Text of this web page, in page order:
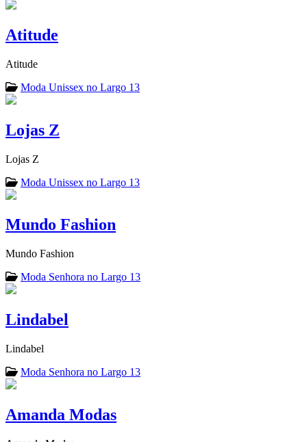
Atitude
Atitude
Moda Unissex no Largo 13
Lojas Z
Lojas Z
Moda Unissex no Largo 13
Mundo Fashion
Mundo Fashion
Moda Senhora no Largo 13
Lindabel
Lindabel
Moda Senhora no Largo 13
Amanda Modas